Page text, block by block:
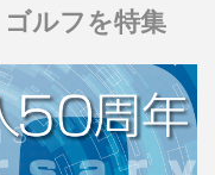
の車両価格が見直
ルフを特集